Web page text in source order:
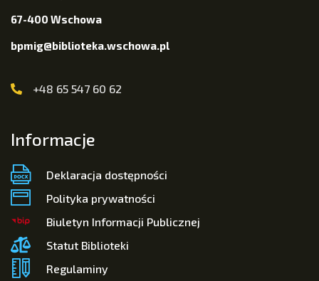
67-400 Wschowa
bpmig@biblioteka.wschowa.pl
+48 65 547 60 62
Informacje
Deklaracja dostępności
Polityka prywatności
Biuletyn Informacji Publicznej
Statut Biblioteki
Regulaminy